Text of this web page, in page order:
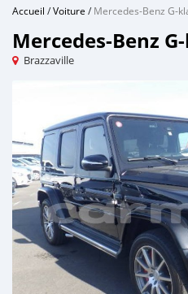
Accueil /Voiture /Mercedes-Benz G-
Mercedes-Benz
Brazzaville